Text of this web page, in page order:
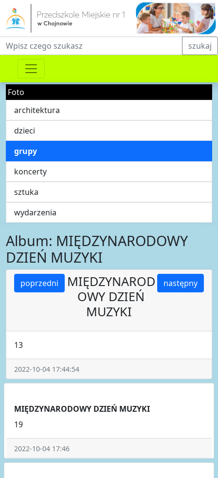
Fraza do wyszukiwania szukaj
Foto
architektura
dzieci
grupy
koncerty
sztuka
wydarzenia
Album: MIĘDZYNARODOWY
DZIEŃ MUZYKI
poprzedni następny
MIĘDZYNAROD
OWY DZIEŃ
MUZYKI
13
2022-10-04 17:44:54
MIĘDZYNARODOWY DZIEŃ MUZYKI
19
2022-10-04 17:46